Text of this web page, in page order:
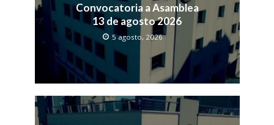
Convocatoria a Asamblea
13 de agosto 2026
5 agosto, 2026